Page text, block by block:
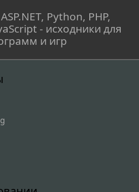
Python, PHP,
- исходники для
и игр